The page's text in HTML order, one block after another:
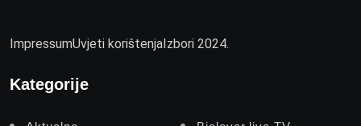
ImpressumUvjeti korištenjaIzbori 2024.
Kategorije